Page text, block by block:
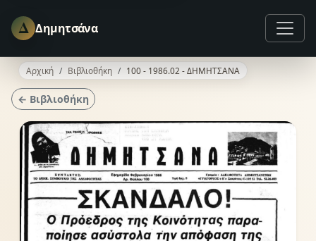
Δ Δημητσάνα
Αρχική Βιβλιοθήκη 100 - 1986.02 - ΔΗΜΗΤΣΑΝΑ
← Βιβλιοθήκη